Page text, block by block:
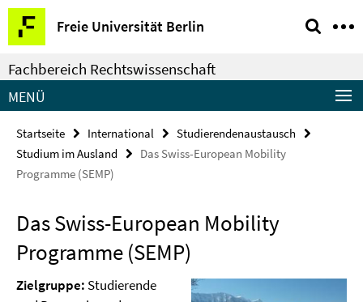
Springe
direkt
zu
Inhalt
Freie Universität Berlin
Service-
Navigation
Fachbereich Rechtswissenschaft
MENÜ
Startseite International
Studierendenaustausch
Studium im Ausland
Das Swiss-European Mobility
Programme (SEMP)
Das Swiss-European Mobility
Programme (SEMP)
Zielgruppe: Studierende